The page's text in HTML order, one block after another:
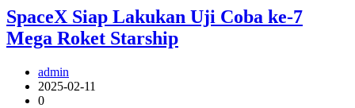
SpaceX Siap Lakukan Uji Coba ke-7
Mega Roket Starship
admin
2025-02-11
0